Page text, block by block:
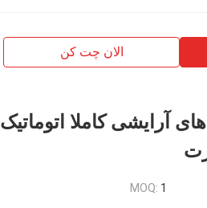
الان چت کن
آرایشی کاملا اتوماتیک
MOQ: 1